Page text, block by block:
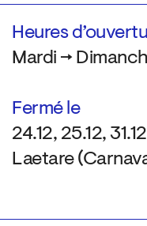
Heures
Mardi →
Fermé le
24.12, 25.12,
Laetare